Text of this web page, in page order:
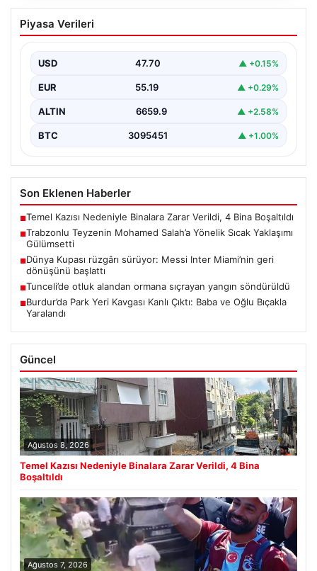
Trabzonlu Teyzenin Mohamed Salah’a
Yönelik Sıcak Yaklaşımı Gülümsetti
Salah, bir reklam filmi çekimi için Trabzon'un Araklı…
Piyasa Verileri
USD 47.70 ▲ +0.15%
EUR 55.19 ▲ +0.29%
ALTIN 6659.9 ▲ +2.58%
BTC 3095451 ▲ +1.00%
Son Eklenen Haberler
■Temel Kazısı Nedeniyle Binalara Zarar Verildi, 4 Bina Boşaltıldı
■Trabzonlu Teyzenin Mohamed Salah’a Yönelik Sıcak Yaklaşımı
Gülümsetti
■Dünya Kupası rüzgârı sürüyor: Messi Inter Miami’nin geri
dönüşünü başlattı
■Tunceli’de otluk alandan ormana sıçrayan yangın söndürüldü
■Burdur’da Park Yeri Kavgası Kanlı Çıktı: Baba ve Oğlu Bıçakla
Yaralandı
Güncel
Ağustos 8, 2026
Temel Kazısı Nedeniyle Binalara Zarar Verildi, 4 Bina
Boşaltıldı
Ağustos 7, 2026